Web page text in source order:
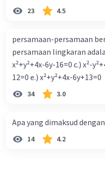
n=27,4
Beri Rating·0.0(0)
23 4.5
persamaan-persamaan
persamaan lingkaran adalah a.) x²+y²+4x-6y-
x²+y²+4x-6y-16=0 c.) x²-
12=0 e.) x²+y²+4x-6y+13=0
34 3.0
Apa yang dimaksud
14 4.2